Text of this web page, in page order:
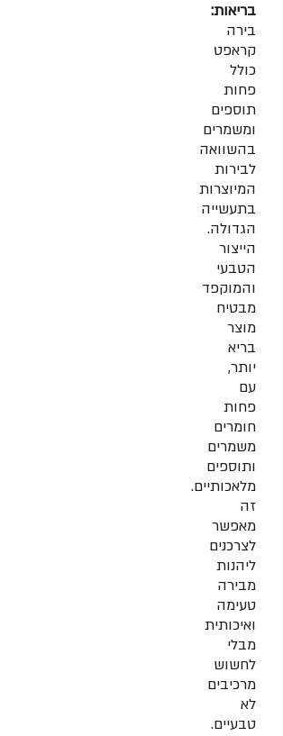
בריאות:
בירה
קראפט
כולל
פחות
תוספים
ומשמרים
בהשוואה
לבירות
המיוצרות
בתעשייה
הגדולה.
הייצור
הטבעי
והמוקפד
מבטיח
מוצר
בריא
יותר,
עם
פחות
חומרים
משמרים
ותוספים
מלאכותיים.
זה
מאפשר
לצרכנים
ליהנות
מבירה
טעימה
ואיכותית
מבלי
לחשוש
מרכיבים
לא
טבעיים.